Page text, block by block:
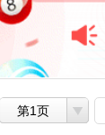
第1页